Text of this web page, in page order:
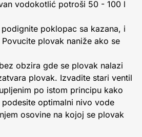
vodokotlić potroši 50 - 100 l
poklopac sa kazana, i
plovak naniže ako se
obzira gde se plovak nalazi
plovak. Izvadite stari ventil
po istom principu kako
optimalni nivo vode
osovine na kojoj se plovak